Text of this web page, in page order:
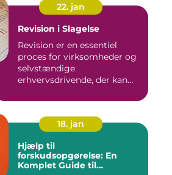
22. jan
Revision i Slagelse
Revision er en essentiel
proces for virksomheder og
selvstændige
erhvervsdrivende, der kan
18. jan
Hjælp til
forskudsopgørelse: En
Komplet Guide til